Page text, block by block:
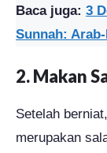
Baca juga: 3
Sunnah:
2. Makan
Setelah
merupakan